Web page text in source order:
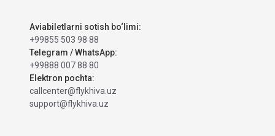
Aviabiletlarni sotish bo‘limi:
+99855 503 98 88
Telegram / WhatsApp:
+99888 007 88 80
Elektron pochta:
callcenter@flykhiva.uz
support@flykhiva.uz